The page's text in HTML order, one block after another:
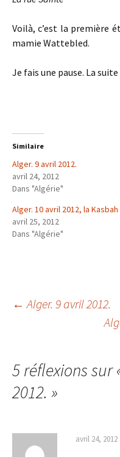
Voilà, c’est la première
mamie Wattebled.
Je fais une pause. La
Similaire
Alger. 9 avril 2012.
avril 24, 2012
Dans "Algérie"
Alger. 10 avril 2012, la Kasbah
avril 25, 2012
Dans "Algérie"
articles
← Alger. 9 avril 2012.
5 réflexions sur
2012. »
avril 24, 2012